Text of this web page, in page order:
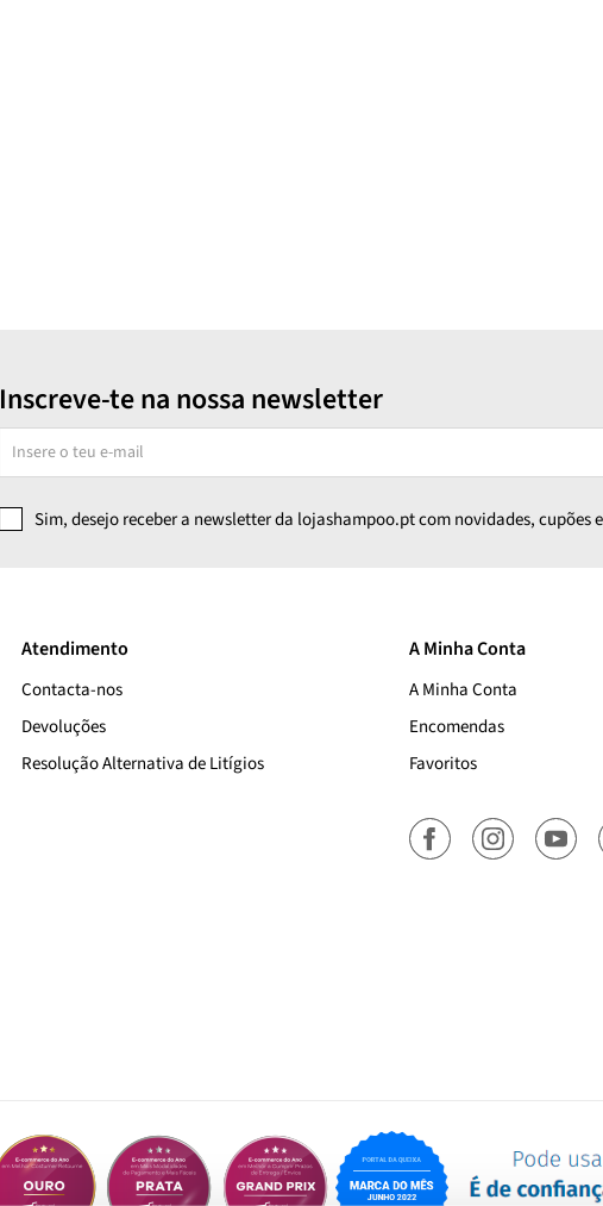
Inscreve-te na nossa newsletter
Sim, desejo receber a newsletter da lojashampoo.pt com novidades, cupões
Atendimento
Contacta-nos
Devoluções
Resolução Alternativa de Litígios
A Minha Conta
A Minha Conta
Encomendas
Favoritos